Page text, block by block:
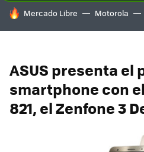
HOY SE HABLA DE
Mercado Libre Motorola
ASUS presenta el
smartphone con
821, el Zenfone 3